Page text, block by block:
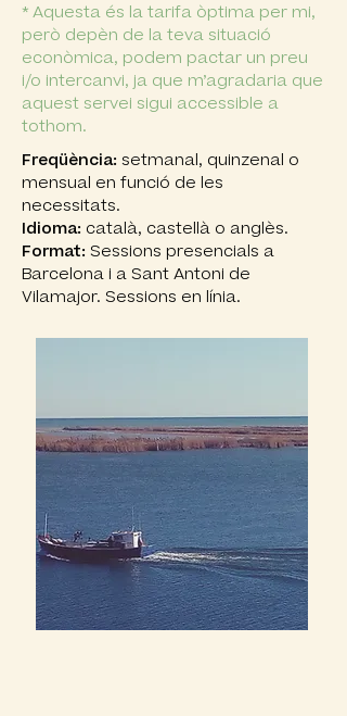
* Aquesta és la tarifa òptima per mi,
però depèn de la teva situació
econòmica, podem pactar un preu
i/o intercanvi, ja que m’agradaria que
aquest servei sigui accessible a
tothom.
Freqüència: setmanal, quinzenal o
mensual en funció de les
necessitats.
Idioma: català, castellà o anglès.
Format: Sessions presencials a
Barcelona i a Sant Antoni de
Vilamajor. Sessions en línia.